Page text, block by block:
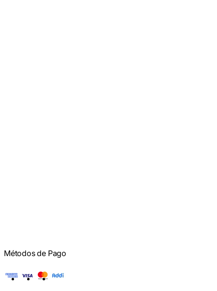
Métodos de Pago
American Express
Visa Mastercard